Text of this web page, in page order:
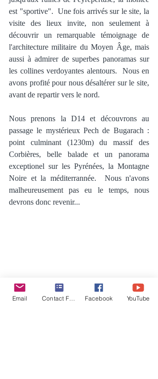
est "sportive".  Une fois arrivés sur le site, la
visite des lieux invite, non seulement à
découvrir un remarquable témoignage de
l'architecture militaire du Moyen Âge, mais
aussi à admirer de superbes panoramas sur
les collines verdoyantes alentours.  Nous en
avons profité pour nous désaltérer sur le site,
avant de repartir vers le nord.
Nous prenons la D14 et découvrons au
passage le mystérieux Pech de Bugarach :
point culminant (1230m) du massif des
Corbières, belle balade et un panorama
exceptionel sur les Pyrénées, la Montagne
Noire et la méditerrannée.  Nous n'avons
malheureusement pas eu le temps, nous
devrons donc revenir...
Nous traversons ensuite Rennes-les bains,
Email Contact Form Facebook YouTube